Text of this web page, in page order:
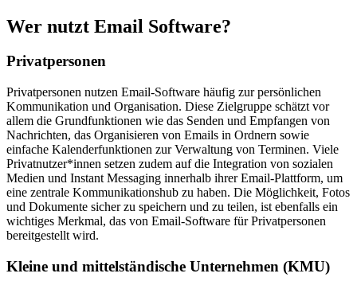
Wer nutzt Email Software?
Privatpersonen
Privatpersonen nutzen Email-Software häufig zur persönlichen
Kommunikation und Organisation. Diese Zielgruppe schätzt vor
allem die Grundfunktionen wie das Senden und Empfangen von
Nachrichten, das Organisieren von Emails in Ordnern sowie
einfache Kalenderfunktionen zur Verwaltung von Terminen. Viele
Privatnutzer*innen setzen zudem auf die Integration von sozialen
Medien und Instant Messaging innerhalb ihrer Email-Plattform, um
eine zentrale Kommunikationshub zu haben. Die Möglichkeit, Fotos
und Dokumente sicher zu speichern und zu teilen, ist ebenfalls ein
wichtiges Merkmal, das von Email-Software für Privatpersonen
bereitgestellt wird.
Kleine und mittelständische Unternehmen (KMU)